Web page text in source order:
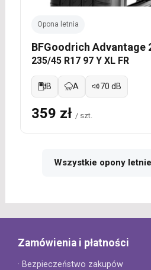
Opona letnia
BFGoodrich Advantage
235/45 R17 97 Y XL FR
B A 70 dB
359 zł / szt.
Wszystkie opony
Zamówienia i płatności
· Bezpieczeństwo zakupów